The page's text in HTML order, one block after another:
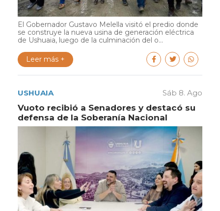
El Gobernador Gustavo Melella visitó el predio donde
se construye la nueva usina de generación eléctrica
de Ushuaia, luego de la culminación del o...
Leer más +
USHUAIA Sáb 8. Ago
Vuoto recibió a Senadores y destacó su
defensa de la Soberanía Nacional